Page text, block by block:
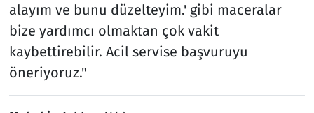
alayım ve bunu düzelteyim.' gibi maceralar
bize yardımcı olmaktan çok vakit
kaybettirebilir. Acil servise başvuruyu
öneriyoruz."